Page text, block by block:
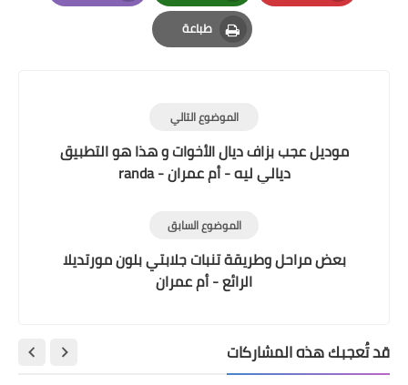
Pinterest
Whatsapp
Email
طباعة
Print
الموضوع التالي
موديل عجب بزاف ديال الأخوات و هذا هو التطبيق
ديالي ليه - أم عمران - randa
الموضوع السابق
بعض مراحل وطريقة تنبات جلابتي بلون مورتديلا
الرائع - أم عمران
قد تُعجبك هذه المشاركات